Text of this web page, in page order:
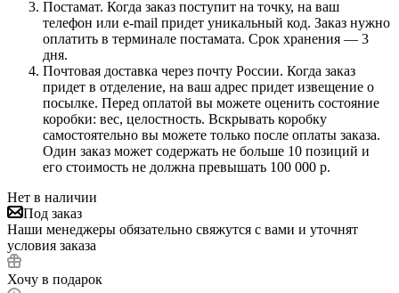
Постамат. Когда заказ поступит на точку, на ваш
телефон или e-mail придет уникальный код. Заказ нужно
оплатить в терминале постамата. Срок хранения — 3
дня.
Почтовая доставка через почту России. Когда заказ
придет в отделение, на ваш адрес придет извещение о
посылке. Перед оплатой вы можете оценить состояние
коробки: вес, целостность. Вскрывать коробку
самостоятельно вы можете только после оплаты заказа.
Один заказ может содержать не больше 10 позиций и
его стоимость не должна превышать 100 000 р.
Нет в наличии
Под заказ
Наши менеджеры обязательно свяжутся с вами и уточнят
условия заказа
Хочу в подарок